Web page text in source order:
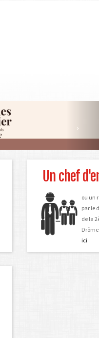
Un chef
ou un
par le
de la
ici